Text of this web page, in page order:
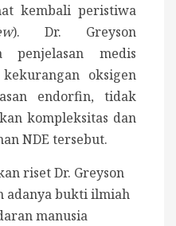
kembali peristiwa
). Dr. Greyson
penjelasan medis
oksigen
endorfin, tidak
kompleksitas dan
NDE tersebut.
riset Dr. Greyson
adanya bukti ilmiah
manusia